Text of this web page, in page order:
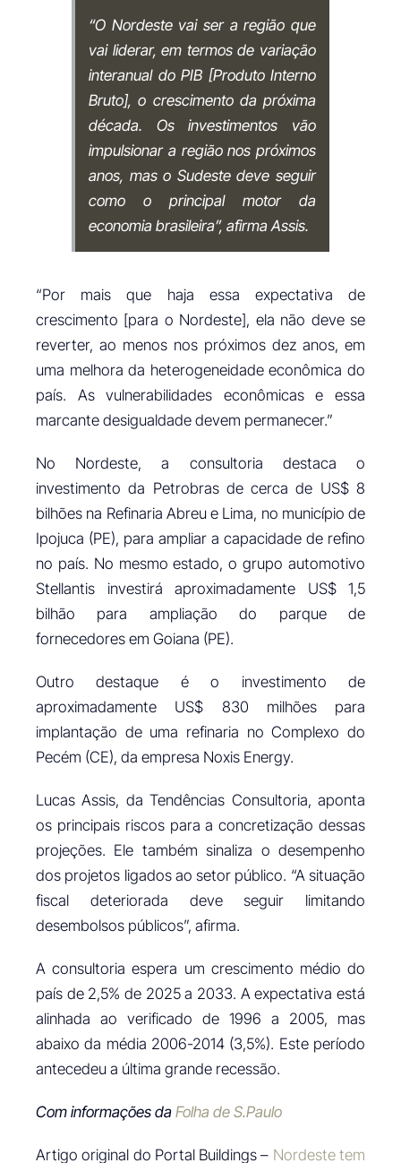
“O Nordeste vai ser a região que
vai liderar, em termos de variação
interanual do PIB [Produto Interno
Bruto], o crescimento da próxima
década. Os investimentos vão
impulsionar a região nos próximos
anos, mas o Sudeste deve seguir
como o principal motor da
economia brasileira”, afirma Assis.
“Por mais que haja essa expectativa de
crescimento [para o Nordeste], ela não deve se
reverter, ao menos nos próximos dez anos, em
uma melhora da heterogeneidade econômica do
país. As vulnerabilidades econômicas e essa
marcante desigualdade devem permanecer.”
No Nordeste, a consultoria destaca o
investimento da Petrobras de cerca de US$ 8
bilhões na Refinaria Abreu e Lima, no município de
Ipojuca (PE), para ampliar a capacidade de refino
no país. No mesmo estado, o grupo automotivo
Stellantis investirá aproximadamente US$ 1,5
bilhão para ampliação do parque de
fornecedores em Goiana (PE).
Outro destaque é o investimento de
aproximadamente US$ 830 milhões para
implantação de uma refinaria no Complexo do
Pecém (CE), da empresa Noxis Energy.
Lucas Assis, da Tendências Consultoria, aponta
os principais riscos para a concretização dessas
projeções. Ele também sinaliza o desempenho
dos projetos ligados ao setor público. “A situação
fiscal deteriorada deve seguir limitando
desembolsos públicos”, afirma.
A consultoria espera um crescimento médio do
país de 2,5% de 2025 a 2033. A expectativa está
alinhada ao verificado de 1996 a 2005, mas
abaixo da média 2006-2014 (3,5%). Este período
antecedeu a última grande recessão.
Com informações da Folha de S.Paulo
Artigo original do Portal Buildings – Nordeste tem